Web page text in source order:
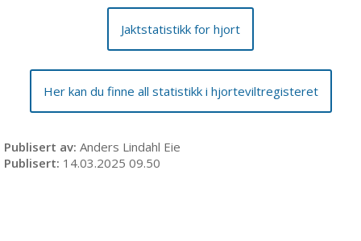
Jaktstatistikk for hjort
Her kan du finne all statistikk i hjorteviltregisteret
Publisert av Anders Lindahl Eie
Publisert 14.03.2025 09.50